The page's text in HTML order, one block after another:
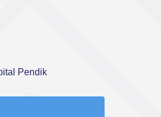
Pendik